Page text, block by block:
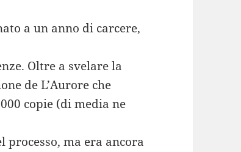
a un anno di carcere,
Oltre a svelare la
de L’Aurore che
copie (di media ne
ma era ancora